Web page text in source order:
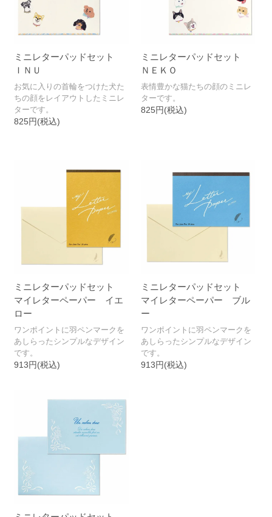
ミニレターパッドセット
ＩＮＵ
お気に入りの首輪をつけた犬た
ちの顔をレイアウトしたミニレ
ターです。
825円(税込)
ミニレターパッドセット
ＮＥＫＯ
表情豊かな猫たちの顔のミニレ
ターです。
825円(税込)
ミニレターパッドセット
マイレターペーパー イエ
ロー
ワンポイントに羽ペンマークを
あしらったシンプルなデザイン
です。
913円(税込)
ミニレターパッドセット
マイレターペーパー ブル
ー
ワンポイントに羽ペンマークを
あしらったシンプルなデザイン
です。
913円(税込)